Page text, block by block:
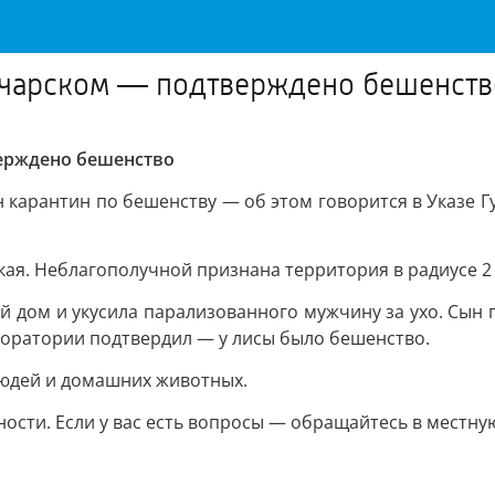
— подтверждено
бешенство
по бешенству — об этом говорится в Указе
Неблагополучной признана территория в радиусе 2
и укусила парализованного мужчину за ухо. Сын
подтвердил — у лисы было бешенство.
и домашних животных.
Если у вас есть вопросы — обращайтесь в